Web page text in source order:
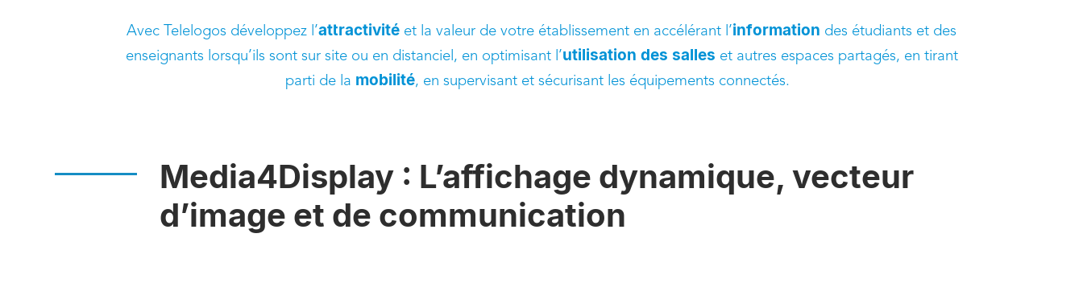
Avec Telelogos développez l’attractivité et la valeur de votre établissement en accélérant l’information des étudiants et des
enseignants lorsqu’ils sont sur site ou en distanciel, en optimisant l’utilisation des salles et autres espaces partagés, en tirant
parti de la mobilité, en supervisant et sécurisant les équipements connectés.
Media4Display : L’affichage dynamique, vecteur
d’image et de communication